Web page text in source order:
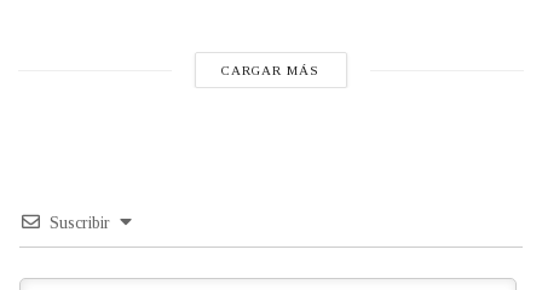
CARGAR MÁS
Suscribir